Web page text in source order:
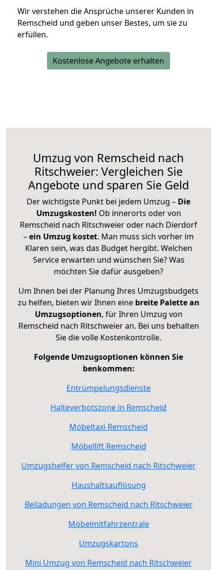
Wir verstehen die Ansprüche unserer Kunden in
Remscheid und geben unser Bestes, um sie zu
erfüllen.
Kostenlose Angebote erhalten
Umzug von Remscheid nach
Ritschweier: Vergleichen Sie
Angebote und sparen Sie Geld
Der wichtigste Punkt bei jedem Umzug – Die
Umzugskosten! Ob innerorts oder von
Remscheid nach Ritschweier oder nach Dierdorf
–ein Umzug kostet. Man muss sich vorher im
Klaren sein, was das Budget hergibt. Welchen
Service erwarten und wünschen Sie? Was
möchten Sie dafür ausgeben?
Um Ihnen bei der Planung Ihres Umzugsbudgets
zu helfen, bieten wir Ihnen eine breite Palette an
Umzugsoptionen, für Ihren Umzug von
Remscheid nach Ritschweier an. Bei uns behalten
Sie die volle Kostenkontrolle.
Folgende Umzugsoptionen können Sie
benkommen:
Entrümpelungsdienste
Halteverbotszone in Remscheid
Möbeltaxi Remscheid
Möbellift Remscheid
Umzugshelfer von Remscheid nach Ritschweier
Haushaltsauflösung
Beiladungen von Remscheid nach Ritschweier
Möbelmitfahrzentrale
Umzugskartons
Mini Umzug von Remscheid nach Ritschweier